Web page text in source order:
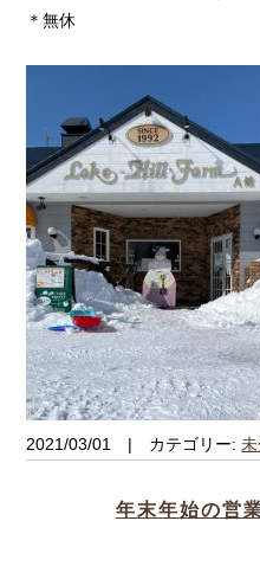
＊無休
2021/03/01 | カテゴリー:
年末年始の営